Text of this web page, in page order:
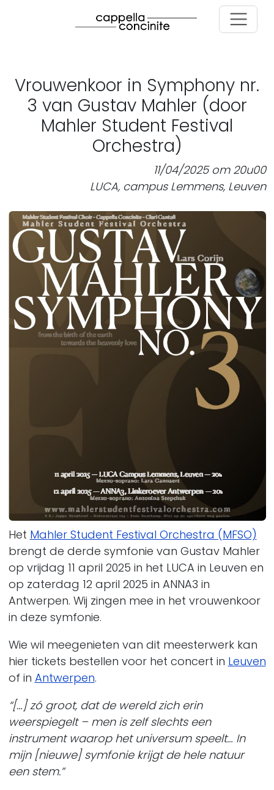
Vrouwenkoor in Symphony nr.
3 van Gustav Mahler (door
Mahler Student Festival
Orchestra)
11/04/2025 om 20u00
LUCA, campus Lemmens, Leuven
Het Mahler Student Festival Orchestra (MFSO)
brengt de derde symfonie van Gustav Mahler
op vrijdag 11 april 2025 in het LUCA in Leuven en
op zaterdag 12 april 2025 in ANNA3 in
Antwerpen. Wij zingen mee in het vrouwenkoor
in deze symfonie.
Wie wil meegenieten van dit meesterwerk kan
hier tickets bestellen voor het concert in Leuven
of in Antwerpen.
“[…] zó groot, dat de wereld zich erin
weerspiegelt – men is zelf slechts een
instrument waarop het universum speelt… In
mijn [nieuwe] symfonie krijgt de hele natuur
een stem.”